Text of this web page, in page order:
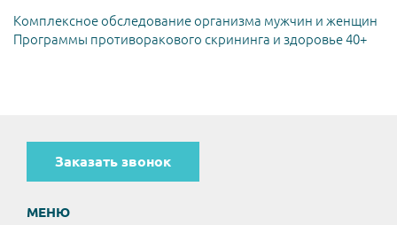
Комплексное обследование организма мужчин и женщин
Программы противоракового скрининга и здоровье 40+
Заказать звонок
МЕНЮ